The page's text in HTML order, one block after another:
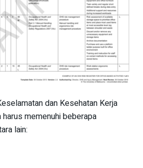
dan Kesehatan Kerja
memenuhi beberapa
lain: